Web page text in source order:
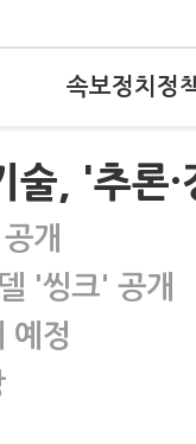
속보정치 정
, '추론·
개
'씽크' 공개
예정